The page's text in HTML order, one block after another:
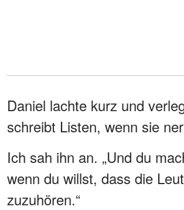
Daniel lachte kurz und
schreibt Listen, wenn sie
Ich sah ihn an. „Und du
wenn du willst, dass die
zuzuhören.“